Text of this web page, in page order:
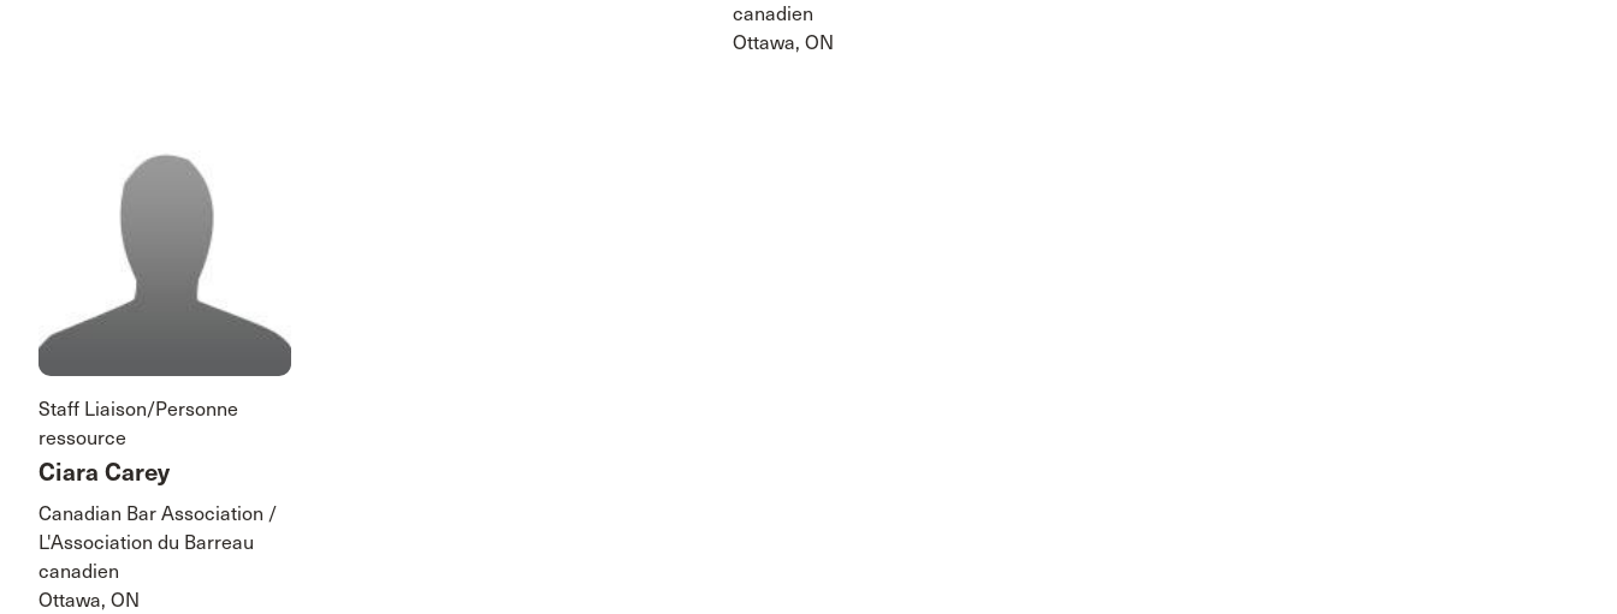
canadien
Ottawa, ON
Staff Liaison/Personne
ressource
Ciara Carey
Canadian Bar Association /
L'Association du Barreau
canadien
Ottawa, ON